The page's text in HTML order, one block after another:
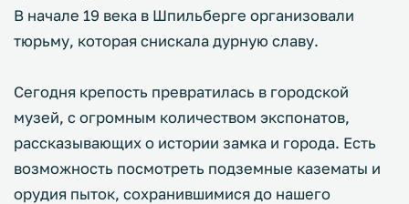
В начале 19 века в Шпильберге организовали
тюрьму, которая снискала дурную славу.
Сегодня крепость превратилась в городской
музей, с огромным количеством экспонатов,
рассказывающих о истории замка и города. Есть
возможность посмотреть подземные казематы и
орудия пыток, сохранившимися до нашего